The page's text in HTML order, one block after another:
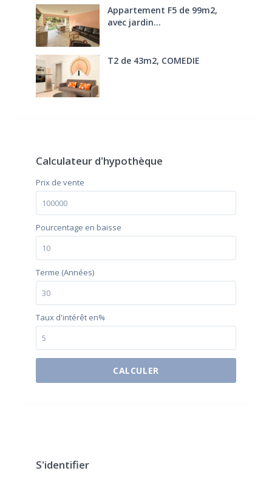
Appartement F5 de 99m2,
avec jardin...
T2 de 43m2, COMEDIE
Calculateur d'hypothèque
Prix ​​de vente
Pourcentage en baisse
Terme (Années)
Taux d'intérêt en%
CALCULER
$500 / month
S'identifier